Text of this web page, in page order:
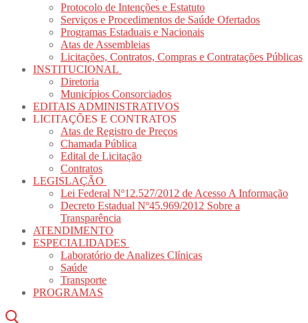
Protocolo de Intenções e Estatuto
Serviços e Procedimentos de Saúde Ofertados
Programas Estaduais e Nacionais
Atas de Assembleias
Licitações, Contratos, Compras e Contratações Públicas
INSTITUCIONAL
Diretoria
Municípios Consorciados
EDITAIS ADMINISTRATIVOS
LICITAÇÕES E CONTRATOS
Atas de Registro de Preços
Chamada Pública
Edital de Licitação
Contratos
LEGISLAÇÃO
Lei Federal Nº12.527/2012 de Acesso A Informação
Decreto Estadual Nº45.969/2012 Sobre a
Transparência
ATENDIMENTO
ESPECIALIDADES
Laboratório de Analizes Clínicas
Saúde
Transporte
PROGRAMAS